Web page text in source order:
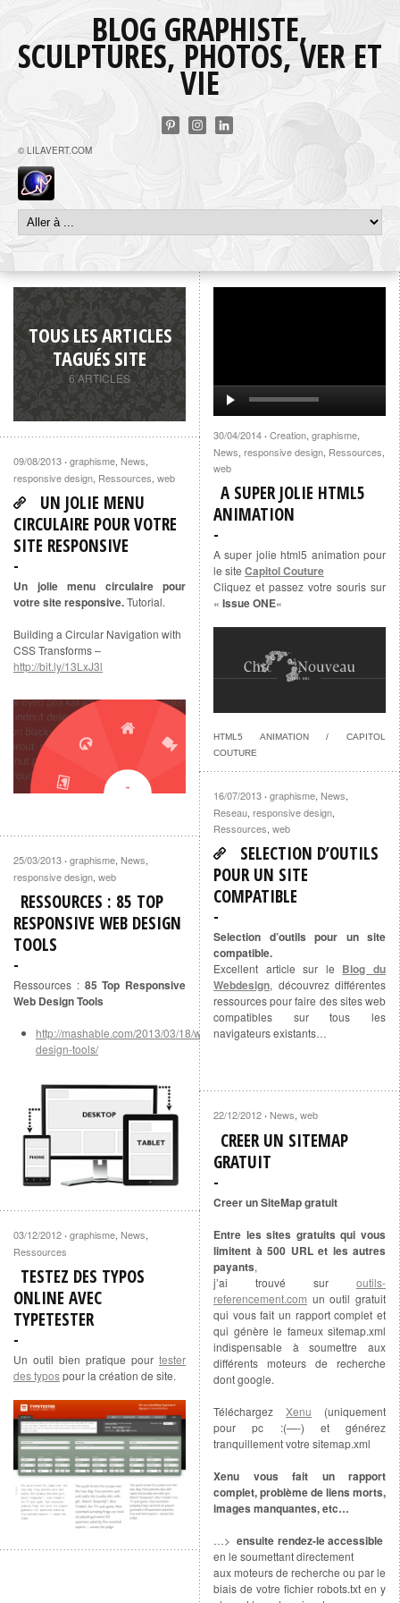
BLOG GRAPHISTE,
SCULPTURES, PHOTOS, VER ET
VIE
© LILAVERT.COM
TOUS LES ARTICLES
TAGUÉS SITE
6 ARTICLES
30/04/2014 · Creation, graphisme,
News, responsive design, Ressources,
web
A SUPER JOLIE HTML5
ANIMATION
A super jolie html5 animation pour
le site Capitol Couture
Cliquez et passez votre souris sur
« Issue ONE«
HTML5 ANIMATION / CAPITOL
COUTURE
09/08/2013 · graphisme, News,
responsive design, Ressources, web
UN JOLIE MENU
CIRCULAIRE POUR VOTRE
SITE RESPONSIVE
Un jolie menu circulaire pour
votre site responsive.Tutorial.
Building a Circular Navigation with
CSS Transforms –
http://bit.ly/13LxJ3l
16/07/2013 · graphisme, News,
Reseau, responsive design,
Ressources, web
SELECTION D’OUTILS
POUR UN SITE
COMPATIBLE
Selection d’outils pour un site
compatible.
Excellent article sur le Blog du
Webdesign, découvrez différentes
ressources pour faire des sites web
compatibles sur tous les
navigateurs existants…
25/03/2013 · graphisme, News,
responsive design, web
RESSOURCES : 85 TOP
RESPONSIVE WEB DESIGN
TOOLS
Ressources : 85 Top Responsive
Web Design Tools
http://mashable.com/2013/03/18/web-
design-tools/
22/12/2012 · News, web
CREER UN SITEMAP
GRATUIT
Creer un SiteMap gratuit
Entre les sites gratuits qui vous
limitent à 500 URL et les autres
payants,
j’ai trouvé sur outils-
referencement.com un outil gratuit
qui vous fait un rapport complet et
qui génère le fameux sitemap.xml
indispensable à soumettre aux
différents moteurs de recherche
dont google.
Téléchargez Xenu (uniquement
pour pc :(—-) et générez
tranquillement votre sitemap.xml
Xenu vous fait un rapport
complet, problème de liens morts,
images manquantes, etc…
…> ensuite rendez-le accessible
en le soumettant directement
aux moteurs de recherche ou par le
biais de votre fichier robots.txt en y
03/12/2012 · graphisme, News,
Ressources
TESTEZ DES TYPOS
ONLINE AVEC
TYPETESTER
Un outil bien pratique pour tester
des typospour la création de site.